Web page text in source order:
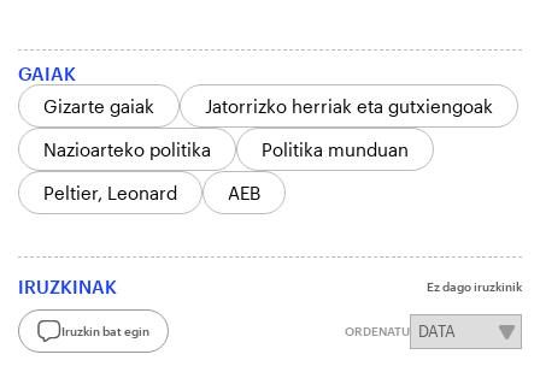
GAIAK
Gizarte gaiak
Jatorrizko herriak eta gutxiengoak
Nazioarteko politika
Politika munduan
Peltier, Leonard
AEB
IRUZKINAK Ez dago iruzkinik
Iruzkin bat egin ORDENATU